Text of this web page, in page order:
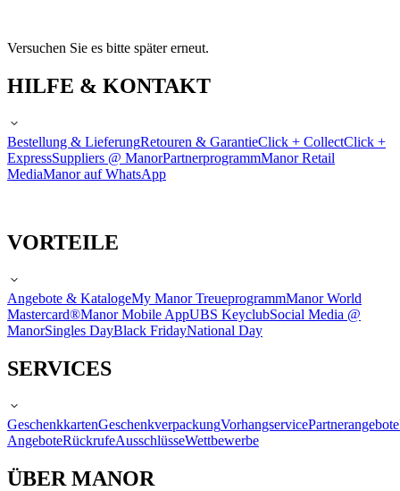
Versuchen Sie es bitte später erneut.
HILFE & KONTAKT
Bestellung & LieferungRetouren & GarantieClick + CollectClick +
ExpressSuppliers @ ManorPartnerprogrammManor Retail
MediaManor auf WhatsApp
VORTEILE
Angebote & KatalogeMy Manor TreueprogrammManor World
Mastercard®Manor Mobile AppUBS KeyclubSocial Media @
ManorSingles DayBlack FridayNational Day
SERVICES
GeschenkkartenGeschenkverpackungVorhangservicePartnerangebote
AngeboteRückrufeAusschlüsseWettbewerbe
ÜBER MANOR